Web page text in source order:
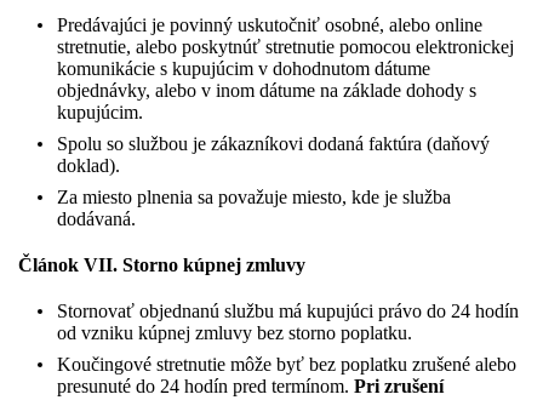
Predávajúci je povinný uskutočniť osobné, alebo online
stretnutie, alebo poskytnúť stretnutie pomocou elektronickej
komunikácie s kupujúcim v dohodnutom dátume
objednávky, alebo v inom dátume na základe dohody s
kupujúcim.
Spolu so službou je zákazníkovi dodaná faktúra (daňový
doklad).
Za miesto plnenia sa považuje miesto, kde je služba
dodávaná.
Článok VII. Storno kúpnej zmluvy
Stornovať objednanú službu má kupujúci právo do 24 hodín
od vzniku kúpnej zmluvy bez storno poplatku.
Koučingové stretnutie môže byť bez poplatku zrušené alebo
presunuté do 24 hodín pred termínom. Pri zrušení